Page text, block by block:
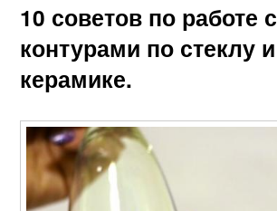
10 советов по работе с
контурами по стеклу и
керамике.